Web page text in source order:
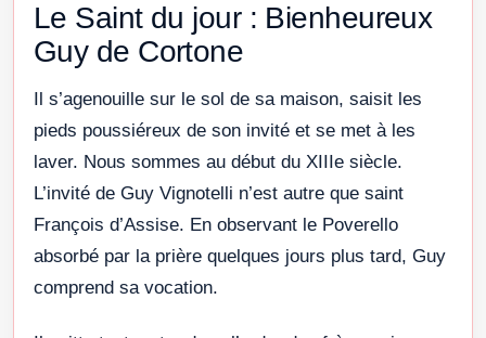
Le Saint du jour : Bienheureux
Guy de Cortone
Il s’agenouille sur le sol de sa maison, saisit les
pieds poussiéreux de son invité et se met à les
laver. Nous sommes au début du XIIIe siècle.
L’invité de Guy Vignotelli n’est autre que saint
François d’Assise. En observant le Poverello
absorbé par la prière quelques jours plus tard, Guy
comprend sa vocation.